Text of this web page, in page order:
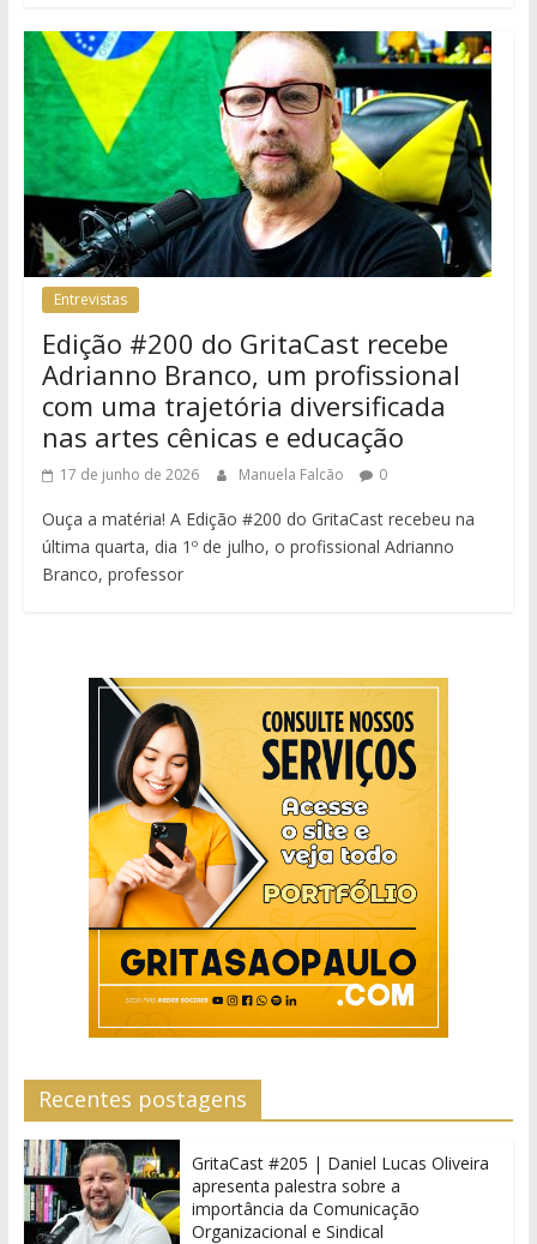
Entrevistas
Edição #200 do GritaCast recebe
Adrianno Branco, um profissional
com uma trajetória diversificada
nas artes cênicas e educação
17 de junho de 2026 Manuela Falcão 0
Ouça a matéria! A Edição #200 do GritaCast recebeu na
última quarta, dia 1º de julho, o profissional Adrianno
Branco, professor
Recentes postagens
GritaCast #205 | Daniel Lucas Oliveira
apresenta palestra sobre a
importância da Comunicação
Organizacional e Sindical